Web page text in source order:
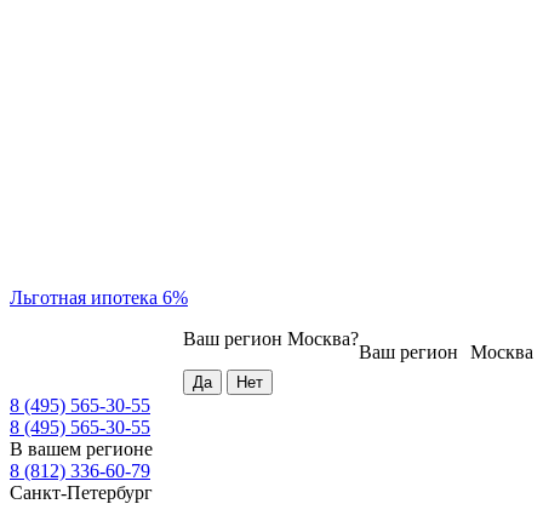
Льготная ипотека 6%
Москва
Ваш регион
Ваш регион Москва?
8 (495) 565-30-55
8 (495) 565-30-55
В вашем регионе
8 (812) 336-60-79
Санкт-Петербург